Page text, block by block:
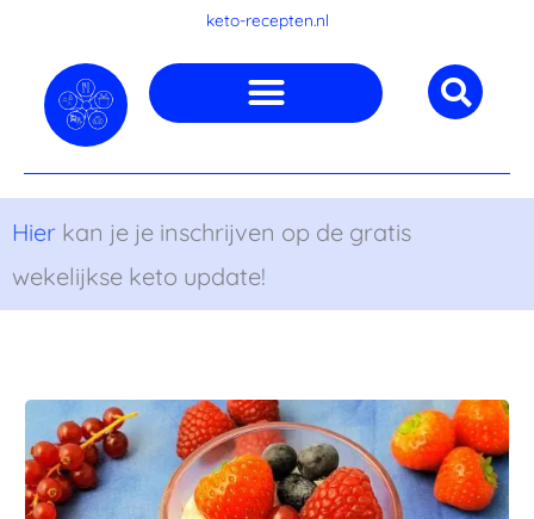
inhoud
keto-recepten.nl
Hier kan je je inschrijven op de gratis
wekelijkse keto update!